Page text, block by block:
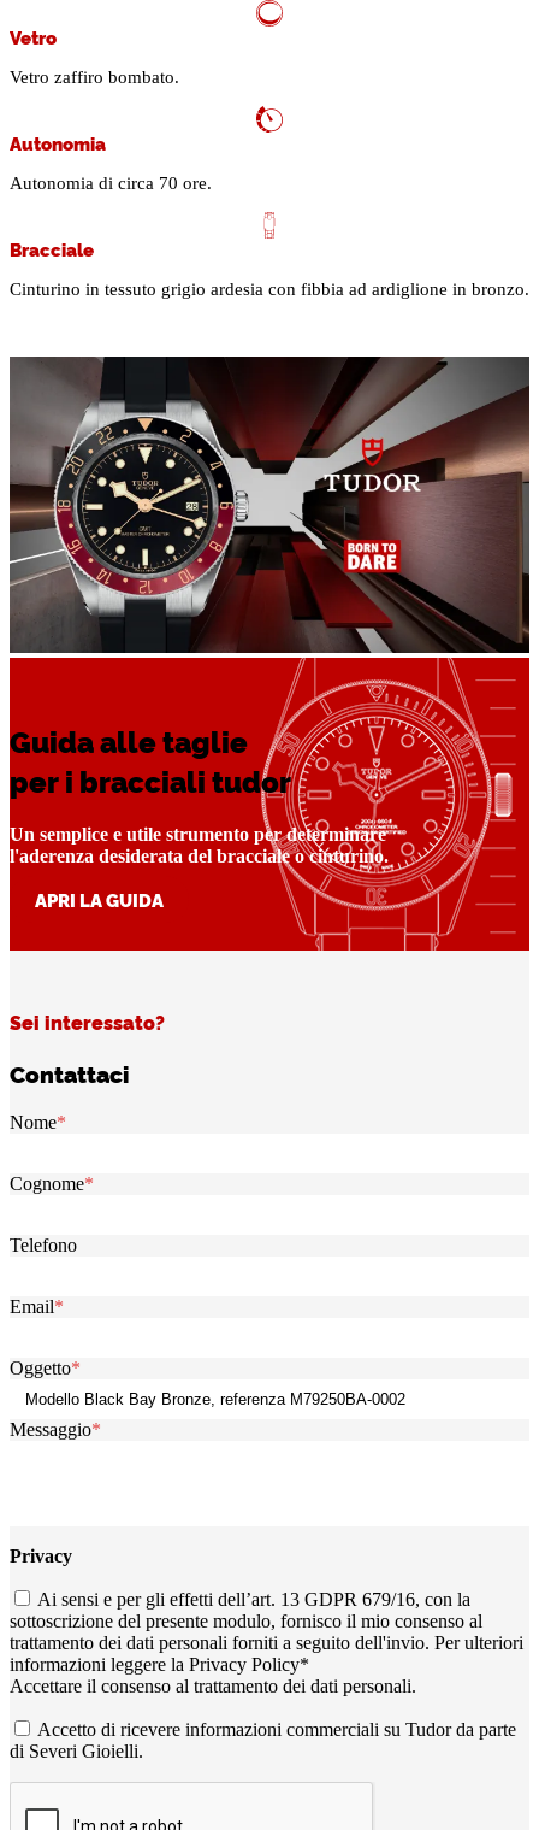
Vetro
Vetro zaffiro bombato.
Autonomia
Autonomia di circa 70 ore.
Bracciale
Cinturino in tessuto grigio ardesia con fibbia ad ardiglione in bronzo.
Guida alle taglie
per i bracciali tudor
Un semplice e utile strumento per determinare
l'aderenza desiderata del bracciale o cinturino.
APRI LA GUIDA
Sei interessato?
Contattaci
Nome*
Cognome*
Telefono
Email*
Oggetto*
Messaggio*
Privacy
Ai sensi e per gli effetti dell’art. 13 GDPR 679/16, con la
sottoscrizione del presente modulo, fornisco il mio consenso al
trattamento dei dati personali forniti a seguito dell'invio. Per ulteriori
informazioni leggere la Privacy Policy*
Accettare il consenso al trattamento dei dati personali.
Accetto di ricevere informazioni commerciali su Tudor da parte
di Severi Gioielli.